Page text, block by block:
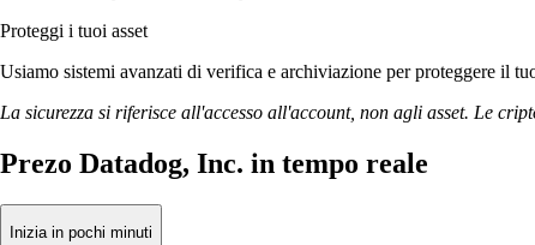
Proteggi i tuoi asset
Usiamo sistemi avanzati di verifica e archiviazione per proteggere il
La sicurezza si riferisce all'accesso all'account, non agli asset. Le
Prezo Datadog, Inc. in tempo reale
Inizia in pochi minuti